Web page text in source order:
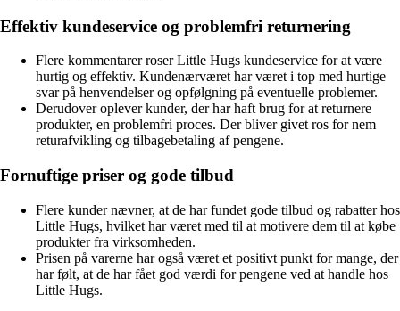
Effektiv kundeservice og problemfri returnering
Flere kommentarer roser Little Hugs kundeservice for at være
hurtig og effektiv. Kundenærværet har været i top med hurtige
svar på henvendelser og opfølgning på eventuelle problemer.
Derudover oplever kunder, der har haft brug for at returnere
produkter, en problemfri proces. Der bliver givet ros for nem
returafvikling og tilbagebetaling af pengene.
Fornuftige priser og gode tilbud
Flere kunder nævner, at de har fundet gode tilbud og rabatter hos
Little Hugs, hvilket har været med til at motivere dem til at købe
produkter fra virksomheden.
Prisen på varerne har også været et positivt punkt for mange, der
har følt, at de har fået god værdi for pengene ved at handle hos
Little Hugs.